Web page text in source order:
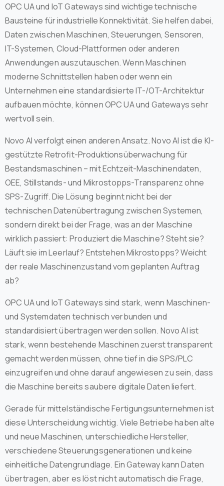
OPC UA und IoT Gateways sind wichtige technische
Bausteine für industrielle Konnektivität. Sie helfen dabei,
Daten zwischen Maschinen, Steuerungen, Sensoren,
IT-Systemen, Cloud-Plattformen oder anderen
Anwendungen auszutauschen. Wenn Maschinen
moderne Schnittstellen haben oder wenn ein
Unternehmen eine standardisierte IT-/OT-Architektur
aufbauen möchte, können OPC UA und Gateways sehr
wertvoll sein.
Novo AI verfolgt einen anderen Ansatz. Novo AI ist die KI-
gestützte Retrofit-Produktionsüberwachung für
Bestandsmaschinen – mit Echtzeit-Maschinendaten,
OEE, Stillstands- und Mikrostopps-Transparenz ohne
SPS-Zugriff. Die Lösung beginnt nicht bei der
technischen Datenübertragung zwischen Systemen,
sondern direkt bei der Frage, was an der Maschine
wirklich passiert: Produziert die Maschine? Steht sie?
Läuft sie im Leerlauf? Entstehen Mikrostopps? Weicht
der reale Maschinenzustand vom geplanten Auftrag
ab?
OPC UA und IoT Gateways sind stark, wenn Maschinen-
und Systemdaten technisch verbunden und
standardisiert übertragen werden sollen. Novo AI ist
stark, wenn bestehende Maschinen zuerst transparent
gemacht werden müssen, ohne tief in die SPS/PLC
einzugreifen und ohne darauf angewiesen zu sein, dass
die Maschine bereits saubere digitale Daten liefert.
Gerade für mittelständische Fertigungsunternehmen ist
diese Unterscheidung wichtig. Viele Betriebe haben alte
und neue Maschinen, unterschiedliche Hersteller,
verschiedene Steuerungsgenerationen und keine
einheitliche Datengrundlage. Ein Gateway kann Daten
übertragen, aber es löst nicht automatisch die Frage,